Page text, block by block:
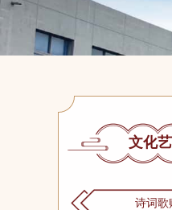
文化
诗词歌